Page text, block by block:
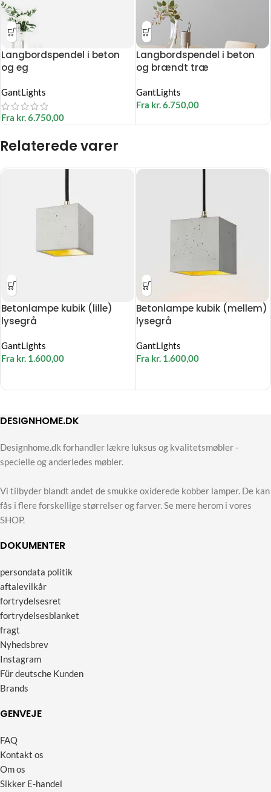
Langbordspendel i beton
og eg
GantLights
Fra kr.6.750,00
Langbordspendel i beton
og brændt træ
GantLights
Fra kr.6.750,00
Relaterede varer
Betonlampe kubik (lille)
lysegrå
GantLights
Fra kr. 1.600,00
Betonlampe kubik (mellem)
lysegrå
GantLights
Fra kr. 1.600,00
DESIGNHOME.DK
Designhome.dk forhandler lækre luksus og kvalitetsmøbler -
specielle og anderledes møbler.
Vi tilbyder blandt andet de smukke oxiderede kobber lamper. De kan
fås i flere forskellige størrelser og farver. Se mere herom i vores
SHOP.
DOKUMENTER
persondata politik
aftalevilkår
fortrydelsesret
fortrydelsesblanket
fragt
Nyhedsbrev
Instagram
Für deutsche Kunden
Brands
GENVEJE
FAQ
Kontakt os
Om os
Sikker E-handel